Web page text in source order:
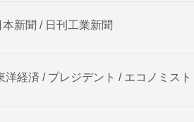
新聞 / 日刊工業新聞
経済 / プレジデント / エコノミスト